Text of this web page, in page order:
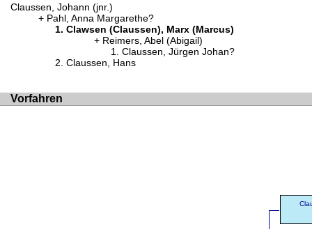
Claussen, Johann (jnr.)
Pahl, Anna Margarethe?
Clawsen (Claussen), Marx (Marcus)
Reimers, Abel (Abigail)
Claussen, Jürgen Johan?
Claussen, Hans
Vorfahren